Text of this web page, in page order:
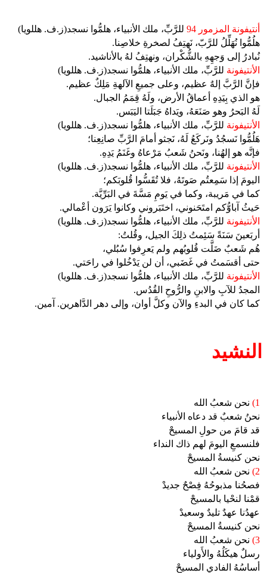
أنتيفونة المزمور 94
للرَّبِّ، ملك الأنبياء، هلمُّوا نسجد(ز.ف. هللويا)
هلُمُّوا نُهَلِّلُ للرَّبّ، نَهتِفُ لصخرةِ خلاصِنا.
نُبادرُ إلى وَجهِهِ بالشُّكْران، ونهتِفُ لهُ بالأناشيد.
الأنتيفونة للرَّبِّ، ملك الأنبياء، هلمُّوا نسجد(ز.ف. هللويا)
فإنَّ الرَّبَّ إلهٌ عظيم، وعلى جميعِ الآلهةِ مَلِكٌ عظيم.
هو الذي بِيَدِهِ أعماقُ الأرض، ولَهُ قِمَمُ الجبال.
لَهُ البَحرُ وهو صَنَعَهُ، ويَداهُ جَبَلَتا اليَبَس.
الأنتيفونة للرَّبِّ، ملك الأنبياء، هلمُّوا نسجد(ز.ف. هللويا)
هَلُمُّوا نَسجُدُ ونَركَعُ لَهُ، نَجثو أمامَ الرَّبِّ صانِعِنا؛
فإنَّه هو إلهُنا، ونَحنُ شَعبُ مَرْعاهُ وغَنَمُ يَدِهِ.
الأنتيفونة للرَّبِّ، ملك الأنبياء، هلمُّوا نسجد(ز.ف. هللويا)
اليومَ إذا سَمِعتُم صَوتَهُ، فلا تُقَسُّوا قُلوبَكم؛
كما في مَريبة، وكما في يَومِ مَسَّةَ في البَرِّيَّة.
حَيثُ آباوُّكم امتَحَنوني، اختَبَروني وكانوا يَرَون أعْمالي.
الأنتيفونة للرَّبِّ، ملك الأنبياء، هلمُّوا نسجد(ز.ف. هللويا)
أربَعينَ سَنَةً سَئِمتُ ذلِكَ الجيل، وقُلتُ:
هُم شَعبٌ ضَلَّت قُلوبُهم ولم يَعرِفوا سُبُلي،
حتى أقسَمتُ في غَضَبي، أن لن يَدْخُلوا في راحَتي.
الأنتيفونة للرَّبِّ، ملك الأنبياء، هلمُّوا نسجد(ز.ف. هللويا)
المجدُ للآبِ والابنِ والرُّوحِ القُدُس.
كما كان في البدءِ والآن وكلَّ أوان، وإلى دهر الدَّاهرين. آمين.
النشيد
1)
نحن شعبُ الله
نحنُ شعبٌ قد دعاه الأنبياء
قد قامَ من حولِ المسيحْ
فلنسمعِ اليومَ لهم ذاك النداء
نحن كنيسةُ المسيحْ
2)
نحن شعبُ الله
فصحُنا مذبوحُهُ فِصْحٌ جديدْ
قمْنا لنحْيا بالمسيحْ
عهدُنا عهدٌ تليدٌ وسعيدْ
نحن كنيسةُ المسيحْ
3) نحن شعبُ الله
رسلٌ هيكَلُهُ والأَولياء
أساسُهُ الفادي المسيحْ